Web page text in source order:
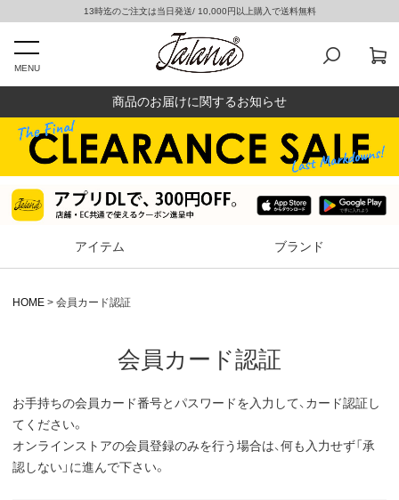
13時迄のご注文は当日発送/ 10,000円以上購入で送料無料
MENU
商品のお届けに関するお知らせ
アイテム ブランド
HOME 会員カード認証
会員カード認証
お手持ちの会員カード番号とパスワードを入力して、カード認証し
てください。
オンラインストアの会員登録のみを行う場合は、何も入力せず「承
認しない」に進んで下さい。